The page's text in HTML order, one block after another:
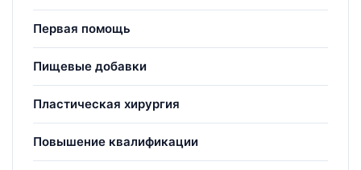
Первая помощь
Пищевые добавки
Пластическая хирургия
Повышение квалификации